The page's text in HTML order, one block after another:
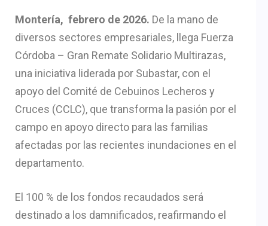
Montería, febrero de 2026. De la mano de
diversos sectores empresariales, llega Fuerza
Córdoba – Gran Remate Solidario Multirazas,
una iniciativa liderada por Subastar, con el
apoyo del Comité de Cebuinos Lecheros y
Cruces (CCLC), que transforma la pasión por el
campo en apoyo directo para las familias
afectadas por las recientes inundaciones en el
departamento.
El 100 % de los fondos recaudados será
destinado a los damnificados, reafirmando el